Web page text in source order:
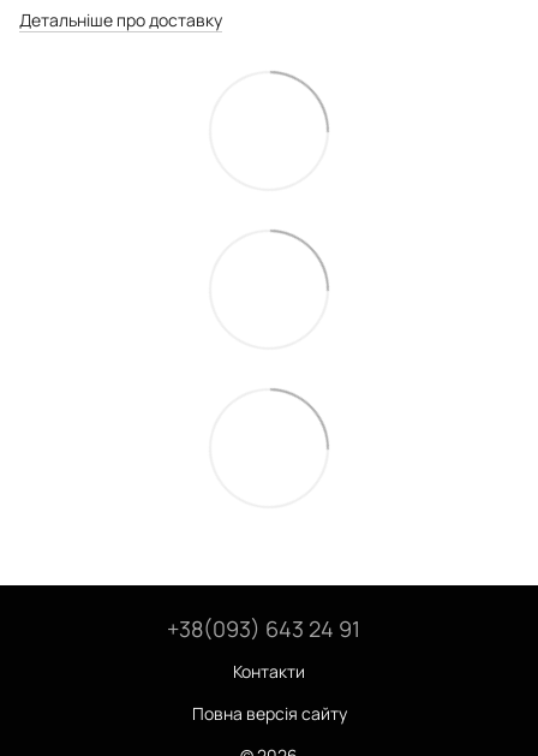
Детальніше про доставку
+38(093) 643 24 91
Контакти
Повна версія сайту